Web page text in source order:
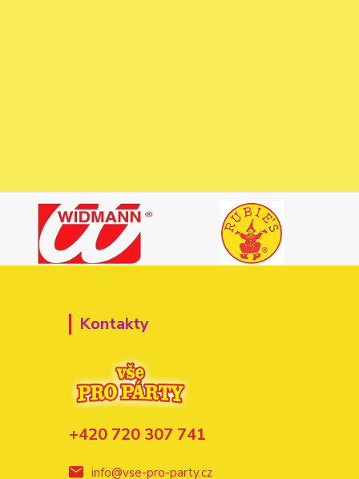
Kontakty
+420 720 307 741
info@vse-pro-party.cz